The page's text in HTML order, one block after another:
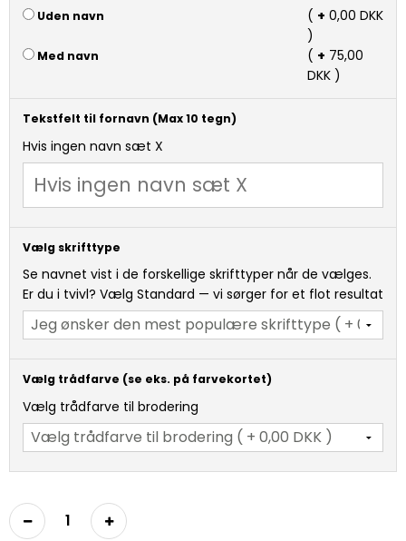
Uden navn
( + 0,00 DKK
)
Med navn ( + 75,00
DKK )
Tekstfelt til fornavn (Max 10 tegn)
Hvis ingen navn sæt X
Vælg skrifttype
Se navnet vist i de forskellige skrifttyper når de vælges.
Er du i tvivl? Vælg Standard — vi sørger for et flot resultat
Vælg trådfarve (se eks. på farvekortet)
Vælg trådfarve til brodering